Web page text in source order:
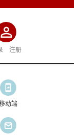
注册
动端